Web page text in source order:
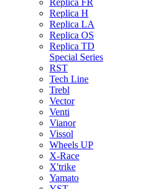
Replica FR
Replica H
Replica LA
Replica OS
Replica TD
Special Series
RST
Tech Line
Trebl
Vector
Venti
Vianor
Vissol
Wheels UP
X-Race
X'trike
Yamato